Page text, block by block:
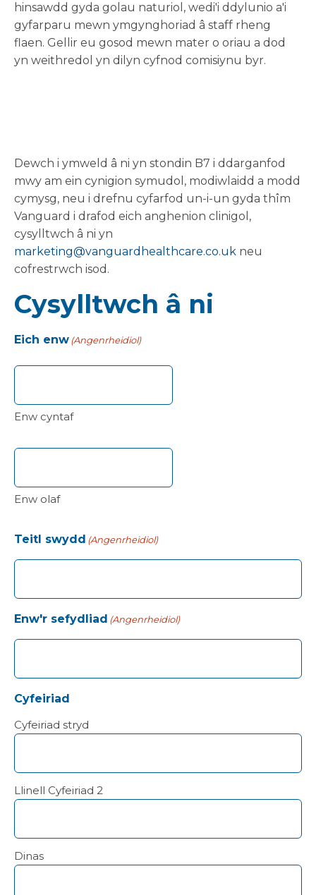
hinsawdd gyda golau naturiol, wedi'i ddylunio a'i
gyfarparu mewn ymgynghoriad â staff rheng
flaen. Gellir eu gosod mewn mater o oriau a dod
yn weithredol yn dilyn cyfnod comisiynu byr.
Dewch i ymweld â ni yn stondin B7 i ddarganfod
mwy am ein cynigion symudol, modiwlaidd a modd
cymysg, neu i drefnu cyfarfod un-i-un gyda thîm
Vanguard i drafod eich anghenion clinigol,
cysylltwch â ni yn
marketing@vanguardhealthcare.co.uk neu
cofrestrwch isod.
Cysylltwch â ni
Eich enw(Angenrheidiol)
Enw cyntaf
Enw olaf
Teitl swydd (Angenrheidiol)
Enw'r sefydliad (Angenrheidiol)
Cyfeiriad
Cyfeiriad stryd
Llinell Cyfeiriad 2
Dinas